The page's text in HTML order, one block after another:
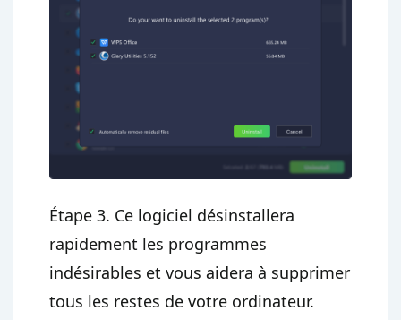
Étape 3. Ce logiciel désinstallera
rapidement les programmes
indésirables et vous aidera à supprimer
tous les restes de votre ordinateur.